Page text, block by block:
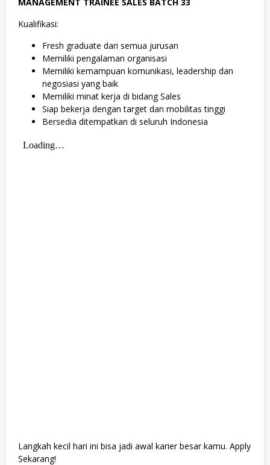
Kualifikasi:
Fresh graduate dari semua jurusan
Memiliki pengalaman organisasi
Memiliki kemampuan komunikasi, leadership dan
negosiasi yang baik
Memiliki minat kerja di bidang Sales
Siap bekerja dengan target dan mobilitas tinggi
Bersedia ditempatkan di seluruh Indonesia
Langkah kecil hari ini bisa jadi awal karier besar kamu. Apply
Sekarang!